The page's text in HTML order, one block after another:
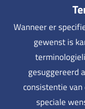
Wanneer er
gewenst is
gesuggereerd
consistentie
speciale